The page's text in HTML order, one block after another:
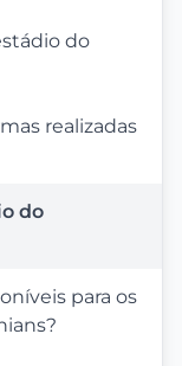
do
realizadas
do
para os